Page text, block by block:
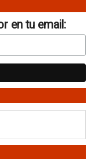
en tu email: